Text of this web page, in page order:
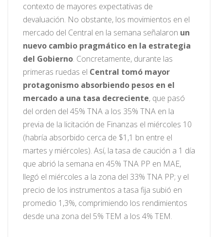
contexto de mayores expectativas de
devaluación. No obstante, los movimientos en el
mercado del Central en la semana señalaron un
nuevo cambio pragmático en la estrategia
del Gobierno. Concretamente, durante las
primeras ruedas el Central tomó mayor
protagonismo absorbiendo pesos en el
mercado a una tasa decreciente, que pasó
del orden del 45% TNA a los 35% TNA en la
previa de la licitación de Finanzas el miércoles 10
(habría absorbido cerca de $1,1 bn entre el
martes y miércoles). Así, la tasa de caución a 1 día
que abrió la semana en 45% TNA PP en MAE,
llegó el miércoles a la zona del 33% TNA PP; y el
precio de los instrumentos a tasa fija subió en
promedio 1,3%, comprimiendo los rendimientos
desde una zona del 5% TEM a los 4% TEM.